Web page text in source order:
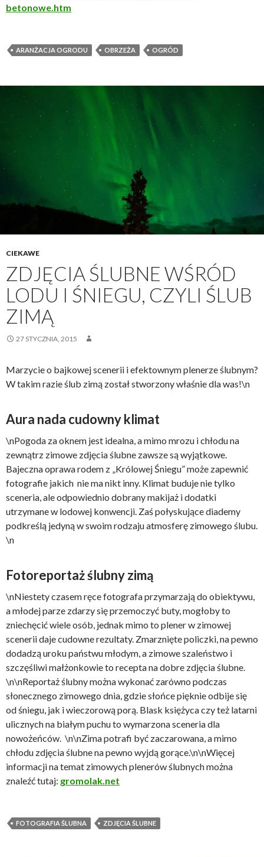
betonowe.htm
ARANŻACJA OGRODU OBRZEŻA OGRÓD
CIEKAWE
ZDJĘCIA ŚLUBNE WŚRÓD
LODU I ŚNIEGU, CZYLI ŚLUB
ZIMĄ
27 STYCZNIA, 2015
Marzycie o bajkowej scenerii i efektownym plenerze ślubnym?
W takim razie ślub zimą został stworzony właśnie dla was!\n
Aura nada cudowny klimat
\nPogoda za oknem jest idealna, a mimo mrozu i chłodu na
zewnątrz zimowe zdjęcia ślubne zawsze są wyjątkowe.
Bajeczna oprawa rodem z „Królowej Śniegu” może zapewnić
fotografie jakich nie manikt inny. Klimat buduje nie tylko
sceneria, ale odpowiednio dobrany makijaż i dodatki
utrzymane w lodowej konwencji. Zaś połyskujące diademy
podkreślą jedyną w swoim rodzaju atmosferę zimowego ślubu.
\n
Fotoreportaż ślubny zimą
\nNiestety czasem ręce fotografa przymarzają do obiektywu,
a młodej parze zdarzy się przemoczyć buty, mogłoby to
zniechęcić wiele osób, jednak mimo to plener w zimowej
scenerii daje cudowne rezultaty. Zmarznięte policzki, na pewno
dodadzą uroku państwu młodym, a zimowe szaleństwo i
szczęśliwi małżonkowie to recepta na dobre zdjęcia ślubne.
\n\nReportaż ślubny można wykonać zarówno podczas
słonecznego zimowego dnia, gdzie słońce pięknie odbije się
od śniegu, jak i wieczorową porą. Blask księżyca czy też latarni
ulicznych na białym puchu to wymarzona sceneria dla
nowożeńców. \n\nZima potrafi być zaczarowana, a mimo
chłodu zdjęcia ślubne na pewno wyjdą gorące.\n\nWięcej
informacji na temat zimowych plenerów ślubnych można
znaleźć tutaj: gromolak.net
FOTOGRAFIA ŚLUBNA ZDJĘCIA ŚLUBNE